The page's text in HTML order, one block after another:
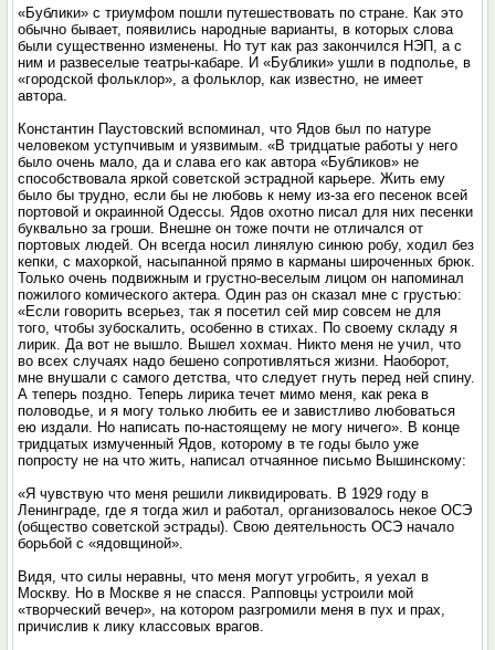
«Бублики» с триумфом пошли путешествовать по стране. Как это
обычно бывает, появились народные варианты, в которых слова
были существенно изменены. Но тут как раз закончился НЭП, а с
ним и развеселые театры-кабаре. И «Бублики» ушли в подполье, в
«городской фольклор», а фольклор, как известно, не имеет
автора.
Константин Паустовский вспоминал, что Ядов был по натуре
человеком уступчивым и уязвимым. «В тридцатые работы у него
было очень мало, да и слава его как автора «Бубликов» не
способствовала яркой советской эстрадной карьере. Жить ему
было бы трудно, если бы не любовь к нему из-за его песенок всей
портовой и окраинной Одессы. Ядов охотно писал для них песенки
буквально за гроши. Внешне он тоже почти не отличался от
портовых людей. Он всегда носил линялую синюю робу, ходил без
кепки, с махоркой, насыпанной прямо в карманы широченных брюк.
Только очень подвижным и грустно-веселым лицом он напоминал
пожилого комического актера. Один раз он сказал мне с грустью:
«Если говорить всерьез, так я посетил сей мир совсем не для
того, чтобы зубоскалить, особенно в стихах. По своему складу я
лирик. Да вот не вышло. Вышел хохмач. Никто меня не учил, что
во всех случаях надо бешено сопротивляться жизни. Наоборот,
мне внушали с самого детства, что следует гнуть перед ней спину.
А теперь поздно. Теперь лирика течет мимо меня, как река в
половодье, и я могу только любить ее и завистливо любоваться
ею издали. Но написать по-настоящему не могу ничего». В конце
тридцатых измученный Ядов, которому в те годы было уже
попросту не на что жить, написал отчаянное письмо Вышинскому:
«Я чувствую что меня решили ликвидировать. В 1929 году в
Ленинграде, где я тогда жил и работал, организовалось некое ОСЭ
(общество советской эстрады). Свою деятельность ОСЭ начало
борьбой с «ядовщиной».
Видя, что силы неравны, что меня могут угробить, я уехал в
Москву. Но в Москве я не спасся. Рапповцы устроили мой
«творческий вечер», на котором разгромили меня в пух и прах,
причислив к лику классовых врагов.